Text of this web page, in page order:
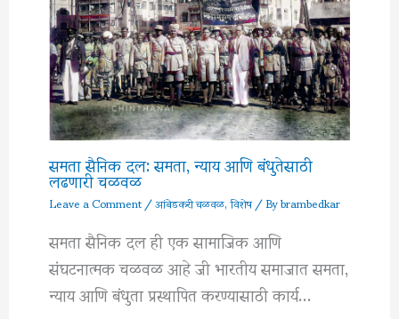
समता सैनिक दल: समता, न्याय आणि बंधुतेसाठी
लढणारी चळवळ
Leave a Comment/आंबेडकरी चळवळ,विशेष/ Bybrambedkar
समता सैनिक दल ही एक सामाजिक आणि
संघटनात्मक चळवळ आहे जी भारतीय समाजात समता,
न्याय आणि बंधुता प्रस्थापित करण्यासाठी कार्य…